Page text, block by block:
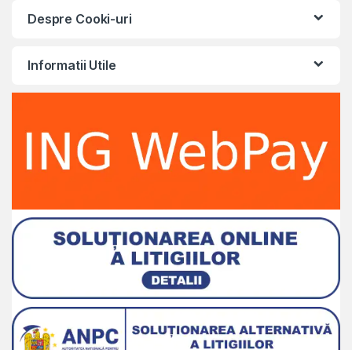
Despre Cooki-uri
Informatii Utile